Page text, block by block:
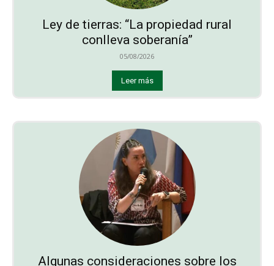
Ley de tierras: “La propiedad rural
conlleva soberanía”
05/08/2026
Leer más
Algunas consideraciones sobre los